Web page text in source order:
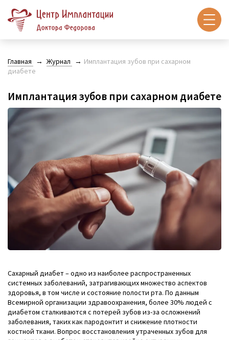
Главная Журнал
Имплантация зубов при сахарном
диабете
Имплантация зубов при сахарном диабете
Сахарный диабет – одно из наиболее распространенных
системных заболеваний, затрагивающих множество аспектов
здоровья, в том числе и состояние полости рта. По данным
Всемирной организации здравоохранения, более 30% людей с
диабетом сталкиваются с потерей зубов из-за осложнений
заболевания, таких как пародонтит и снижение плотности
костной ткани. Вопрос восстановления утраченных зубов для